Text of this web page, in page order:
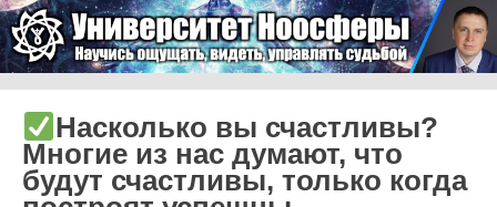
Университет Ноосферы
Насколько вы счастливы?
Многие из нас думают, что
будут счастливы, только когда